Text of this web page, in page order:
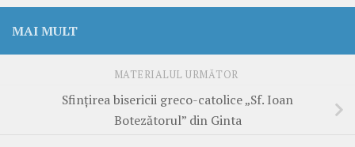
MAI MULT
MATERIALUL URMĂTOR
Sfințirea bisericii greco-catolice „Sf. Ioan
Botezătorul” din Ginta